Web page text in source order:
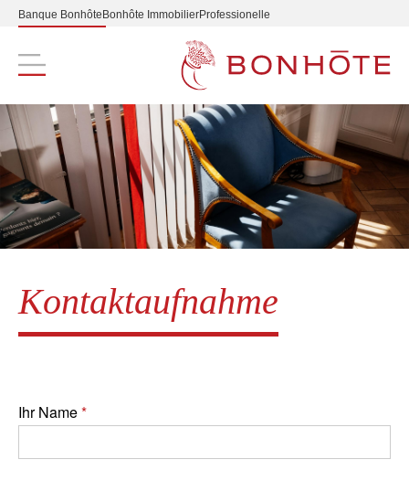
Banque Bonhôte Bonhôte ImmobilierProfessionelle
Navigation principale
Kontaktaufnahme
Ihr Name